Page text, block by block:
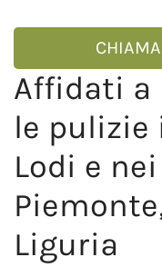
Affidati a
le
Lodi e
Liguria